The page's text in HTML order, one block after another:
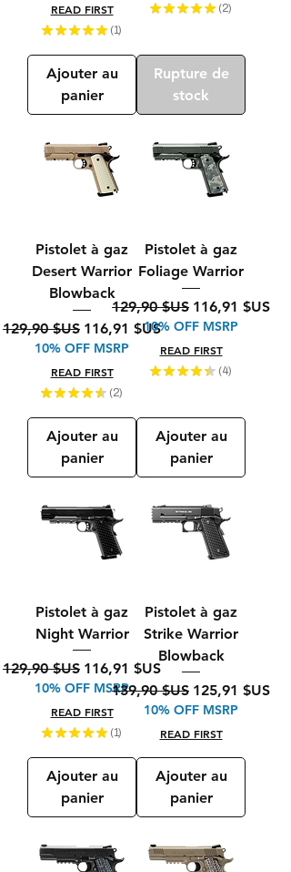
READ FIRST
★ ★ ★ ★ ★ 1
1
Ajouter au
panier
★ ★ ★ ★ ★ 2
2
Rupture de
stock
Pistolet à gaz
Desert Warrior
Blowback
Prix original
129,90 $US Prix promotionnel
116,91 $US
10% OFF MSRP
READ FIRST
★ ★ ★ ★ ★ 2
2
Ajouter au
panier
Pistolet à gaz
Foliage Warrior
Prix original
129,90 $US Prix
116,91 $US
10% OFF MSRP
READ FIRST
★ ★ ★ ★ ★ 4
4
Ajouter au
panier
Pistolet à gaz
Night Warrior
Prix original
129,90 $US Prix promotionnel
116,91 $US
10% OFF MSRP
READ FIRST
★ ★ ★ ★ ★ 1
1
Ajouter au
panier
Pistolet à gaz
Strike Warrior
Blowback
Prix original
139,90 $US Prix
125,91 $US
10% OFF MSRP
READ FIRST
Ajouter au
panier